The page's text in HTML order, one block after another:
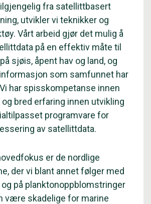
fra satellittbasert
utvikler vi teknikker og
Vårt arbeid gjør det mulig å
på en effektiv måte til
sjøis, åpent hav og land, og
som samfunnet har
har spisskompetanse innen
bred erfaring innen utvikling
programvare for
av satellittdata.
er de nordlige
der vi blant annet følger med
på planktonoppblomstringer
være skadelige for marine